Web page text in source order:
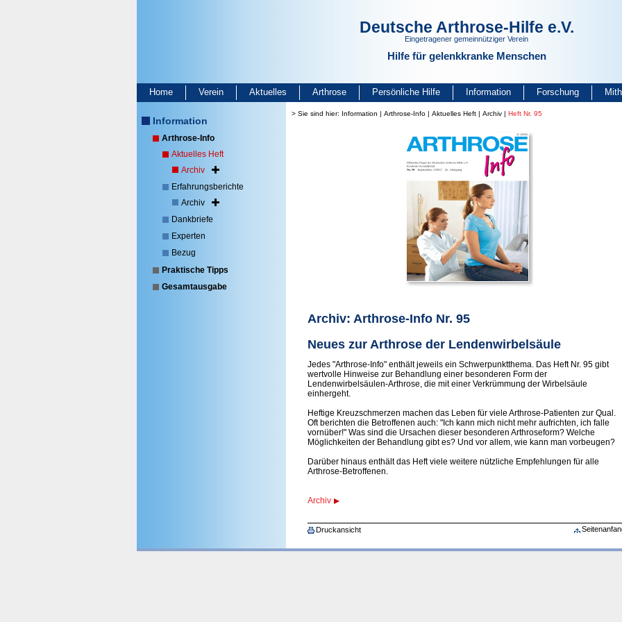
Deutsche Arthrose-Hilfe e.V.
Eingetragener gemeinnütziger Verein
Hilfe für gelenkkranke Menschen
Home Verein Aktuelles Arthrose Persönliche Hilfe Information Forschung
Information
Arthrose-Info
Aktuelles Heft
Archiv
Erfahrungsberichte
Archiv
Dankbriefe
Experten
Bezug
Praktische Tipps
Gesamtausgabe
> Sie sind hier: Information | Arthrose-Info | Aktuelles Heft | Archiv | Heft Nr. 95
Archiv: Arthrose-Info Nr. 95
Neues zur Arthrose der Lendenwirbelsäule
Jedes "Arthrose-Info" enthält jeweils ein Schwerpunktthema. Das Heft Nr. 95 gibt
wertvolle Hinweise zur Behandlung einer besonderen Form der
Lendenwirbelsäulen-Arthrose, die mit einer Verkrümmung der Wirbelsäule
einhergeht.
Heftige Kreuzschmerzen machen das Leben für viele Arthrose-Patienten zur Qual.
Oft berichten die Betroffenen auch: "Ich kann mich nicht mehr aufrichten, ich falle
vornüber!" Was sind die Ursachen dieser besonderen Arthroseform? Welche
Möglichkeiten der Behandlung gibt es? Und vor allem, wie kann man vorbeugen?
Darüber hinaus enthält das Heft viele weitere nützliche Empfehlungen für alle
Arthrose-Betroffenen.
Archiv
Druckansicht